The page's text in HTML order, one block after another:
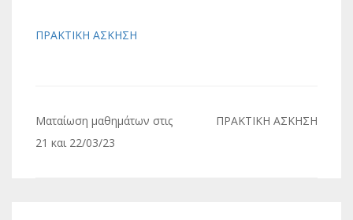
ΠΡΑΚΤΙΚΗ ΑΣΚΗΣΗ
Πλοήγηση
άρθρων
Ματαίωση μαθημάτων στις
21 και 22/03/23
ΠΡΑΚΤΙΚΗ ΑΣΚΗΣΗ